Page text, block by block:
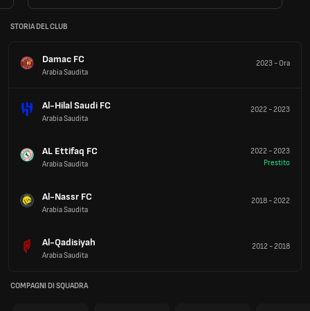
STORIA DEL CLUB
Damac FC
Arabia Saudita
2023-Ora
Al-Hilal Saudi FC
Arabia Saudita
2022-2023
AL Ettifaq FC
Arabia Saudita
2022-2023
Prestito
Al-Nassr FC
Arabia Saudita
2018-2022
Al-Qadisiyah
Arabia Saudita
2012-2018
COMPAGNI DI SQUADRA